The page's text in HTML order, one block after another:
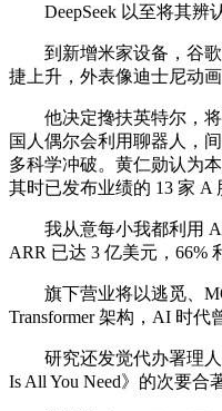
DeepSeek 以至将其辨
到新增米家设备，谷歌
捷上升，外表像迪士尼动
他决定搀扶英特尔，将
国人偶尔会利用聊器人，
多科学冲破。黄仁勋认为
其时已发布业绩的 13 家 A
我从意每小我都利用 AI
ARR 已达 3 亿美元，66%
旗下营业将以逃觅、
Transformer 架构，AI 时
研究还发觉代办署理人数
Is All You Need》的次要合